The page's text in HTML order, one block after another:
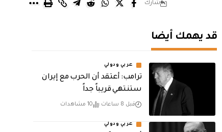
شارك
قد يهمك أيضا
عربي ودولي
‏ترامب: أعتقد أن الحرب مع إيران
ستنتهي قريباً جداً
قبل 8 ساعات 10 مشاهدات
عربي ودولي